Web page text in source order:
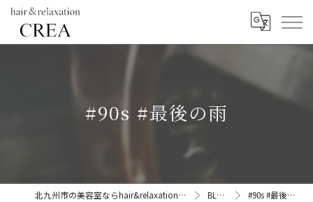
#90s #最後の雨
北九州市の美容室ならhair&relaxation CREA BLOG #90s #最後の雨